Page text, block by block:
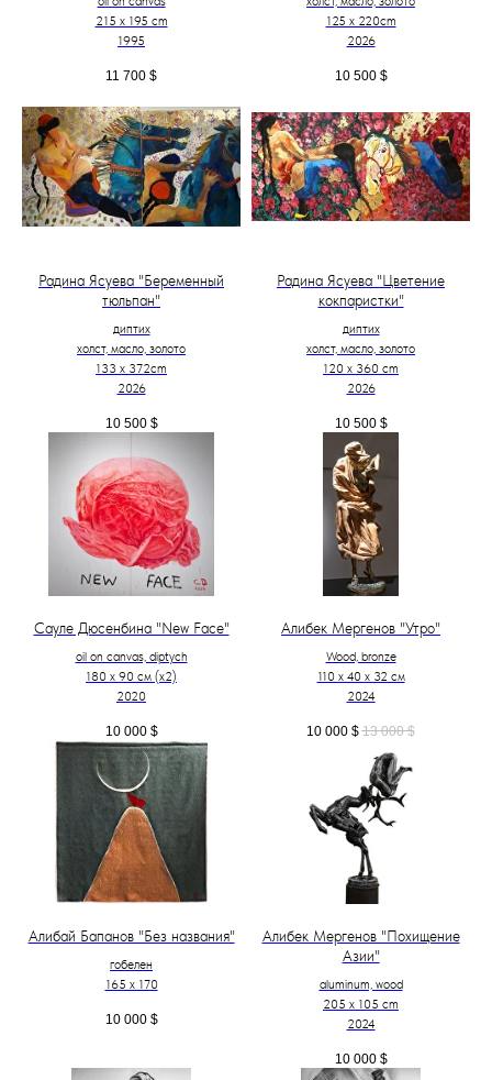
215 x 195 cm
1995
11 700 $
125 х 220cm
2026
10 500 $
Радина Ясуева "Беременный
тюльпан"
диптих
холст, масло, золото
133 х 372cm
2026
10 500 $
Радина Ясуева "Цветение
кокпаристки"
диптих
холст, масло, золото
120 х 360 cm
2026
10 500 $
Сауле Дюсенбина "New Face"
oil on canvas, diptych
180 x 90 см (х2)
2020
10 000 $
Алибек Мергенов "Утро"
Wood, bronze
110 х 40 х 32 см
2024
10 000 $ 13 000 $
Алибай Бапанов "Без названия"
гобелен
165 x 170
10 000 $
Алибек Мергенов "Похищение
Азии"
aluminum, wood
205 х 105 cm
2024
10 000 $